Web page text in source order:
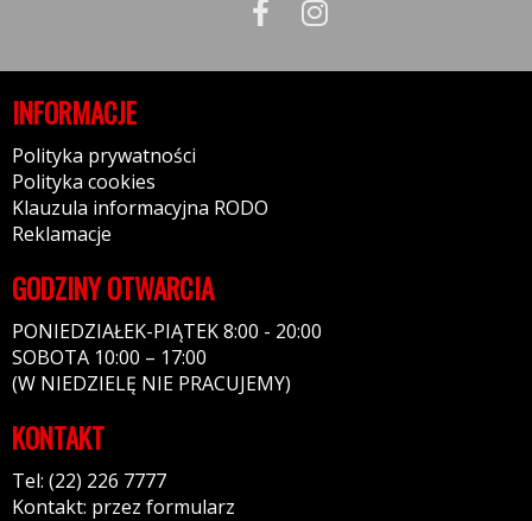
INFORMACJE
Polityka prywatności
Polityka cookies
Klauzula informacyjna RODO
Reklamacje
GODZINY OTWARCIA
PONIEDZIAŁEK-PIĄTEK 8:00 - 20:00
SOBOTA 10:00 – 17:00
(W NIEDZIELĘ NIE PRACUJEMY)
KONTAKT
Tel: (22) 226 7777
Kontakt: przez formularz